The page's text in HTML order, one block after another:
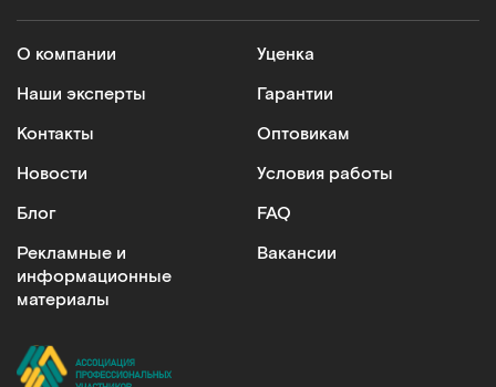
О компании
Наши эксперты
Контакты
Новости
Блог
Рекламные и
информационные
материалы
Уценка
Гарантии
Оптовикам
Условия работы
FAQ
Вакансии